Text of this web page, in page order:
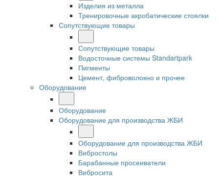
Изделия из металла
Тренировочные акробатические стоялки
Сопутствующие товары
Сопутствующие товары
Водосточные системы Standartpark
Пигменты
Цемент, фиброволокно и прочее
Оборудование
Оборудование
Оборудование для производства ЖБИ
Оборудование для производства ЖБИ
Вибростолы
Барабанные просеиватели
Вибросита